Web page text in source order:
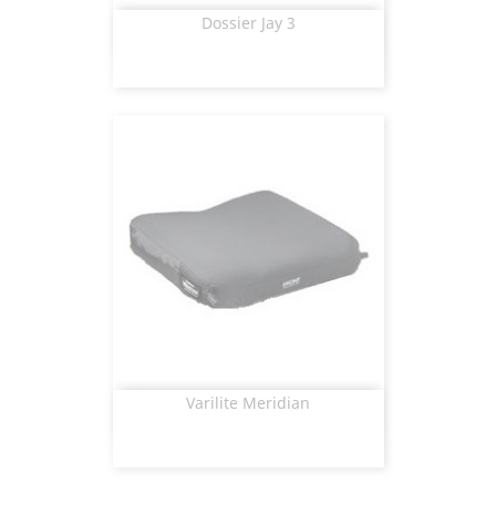
Dossier Jay 3
Aperçu rapide
Varilite Meridian
Aperçu rapide